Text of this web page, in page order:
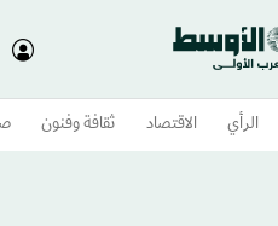
الرأي الاقتصاد ثقافة وفنون